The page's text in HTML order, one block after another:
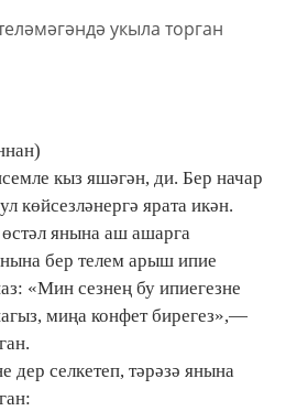
кыз яшәгән, ди. Бер начар
көйсезләнергә ярата икән.
янына аш ашарга
бер телем арыш ипие
«Мин сезнең бу ипиегезне
миңа конфет бирегез»,—
дер селкетеп, тәрәзә янына